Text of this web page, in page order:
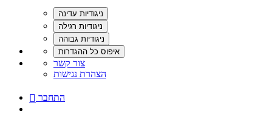
צור קשר
הצהרת נגישות
 התחבר